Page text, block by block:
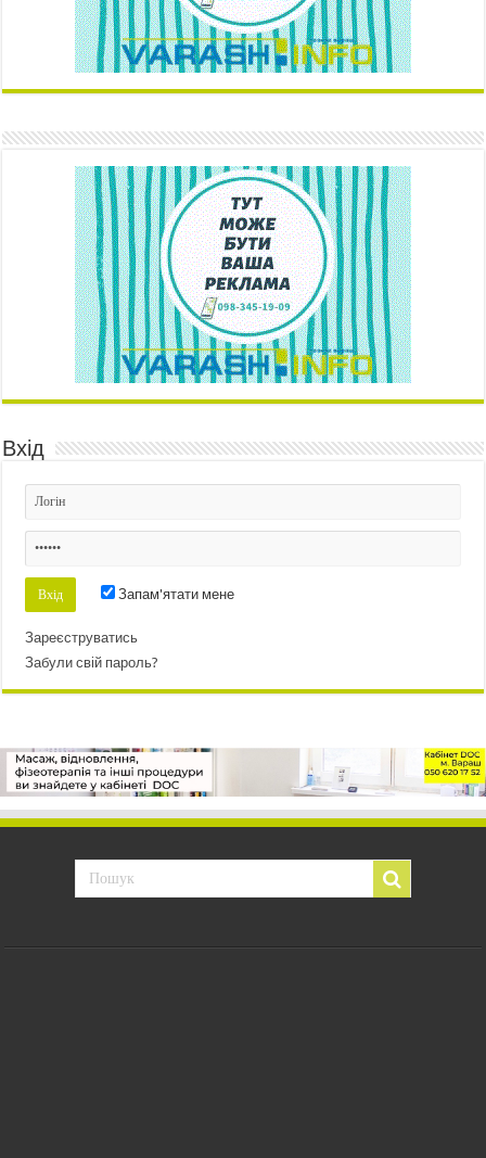
Вхід
Запам'ятати мене
Зареєструватись
Забули свій пароль?